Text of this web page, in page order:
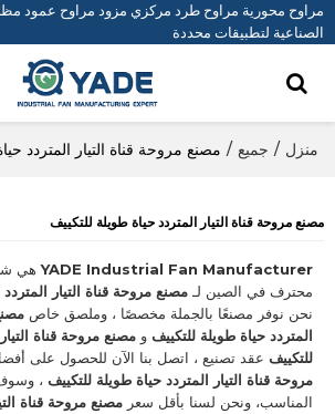
مراوح محورية مراوح طرد مركزي مزود مراوح عمود
الصناعية لتطبيقات محددة
منزل / جميع / مصنع مروحة قناة التيار المتردد
مصنع مروحة قناة التيار المتردد حياة طويلة للتكييف
YADE Industrial Fan Manufacturerهي
محترف في الصين لـ مصنع مروحة قناة التيار
نحن نوفر مصنعًا بالجملة مخصصًا ، وملصق خاص
المتردد حياة طويلة للتكييف و مصنع مروحة قناة
للتكييف عقد تصنيع ، اتصل بنا الآن للحصول على
مروحة قناة التيار المتردد حياة طويلة للتكييف ،
المناسب، ونحن لسنا بأقل سعر مصنع مروحة قناة